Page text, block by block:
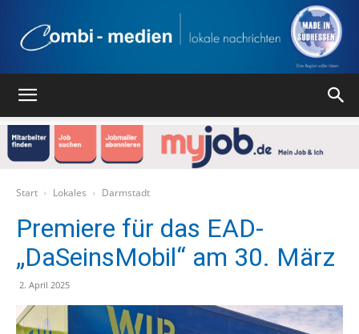
Verlag
Start Lokales Darmstadt
Premiere für das EAD-
„DaSeinsMobil“ am 30. März
2. April 2025